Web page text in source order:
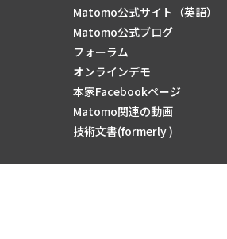
Matomo公式サイト（英語）
Matomo公式ブログ
フォーラム
オンラインデモ
本家Facebookページ
Matomo関連の動画
技術文書(formerly )